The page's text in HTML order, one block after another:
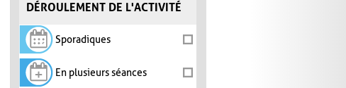
DÉROULEMENT DE L'ACTIVITÉ
Sporadiques
En plusieurs séances